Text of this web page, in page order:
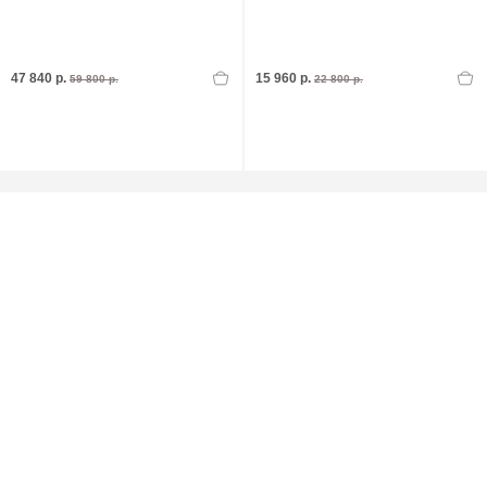
47 840 р. 59 800 р. 15 960 р. 22 800 р.